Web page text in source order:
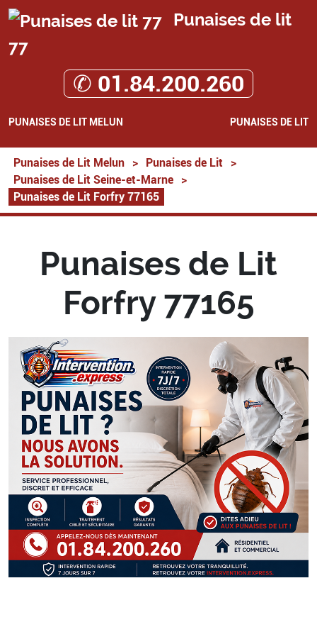
Punaises de lit
77
✆ 01.84.200.260
PUNAISES DE LIT MELUN PUNAISES DE LIT
Punaises de Lit Melun > Punaises de Lit
>
Punaises de Lit Seine-et-Marne
>
Punaises de Lit Forfry 77165
Punaises de Lit
Forfry 77165